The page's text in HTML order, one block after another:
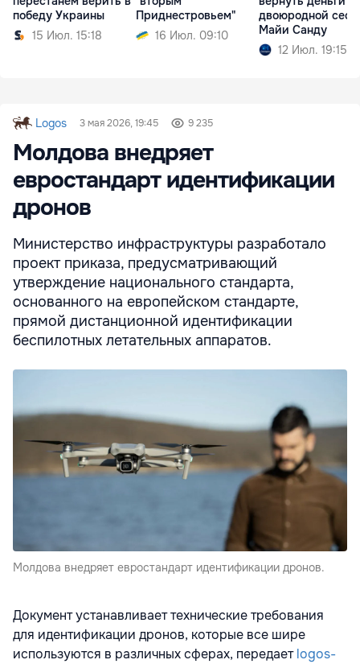
победу Украины
15 Июл. 15:18
Приднестровьем"
16 Июл. 09:10
двоюродной
Майи Санду
12 Июл. 19:15
Logos 3 мая 2026, 19:45 9 235
Молдова внедряет
евростандарт идентификации
дронов
Министерство инфраструктуры разработало
проект приказа, предусматривающий
утверждение национального стандарта,
основанного на европейском стандарте,
прямой дистанционной идентификации
беспилотных летательных аппаратов.
Молдова внедряет евростандарт идентификации дронов.
Документ устанавливает технические требования
для идентификации дронов, которые все шире
используются в различных сферах, передаетlogos-